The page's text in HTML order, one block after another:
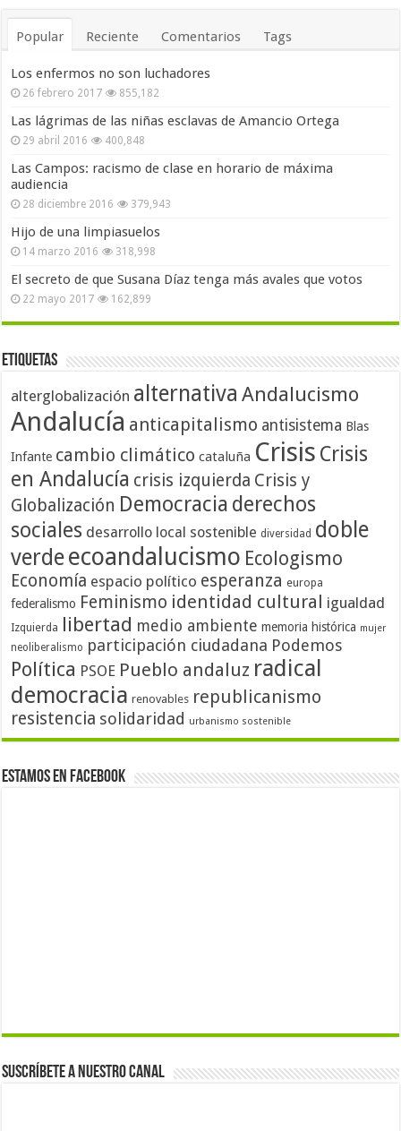
Popular Reciente Comentarios Tags
Los enfermos no son luchadores
26 febrero 2017 855,182
Las lágrimas de las niñas esclavas de Amancio Ortega
29 abril 2016 400,848
Las Campos: racismo de clase en horario de máxima
audiencia
28 diciembre 2016 379,943
Hijo de una limpiasuelos
14 marzo 2016 318,998
El secreto de que Susana Díaz tenga más avales que votos
22 mayo 2017 162,899
Etiquetas
alterglobalización alternativa Andalucismo
Andalucía anticapitalismo antisistema Blas
Infante cambio climático cataluña Crisis Crisis
en Andalucía crisis izquierda Crisis y
Globalización Democracia derechos
sociales desarrollo local sostenible diversidad doble
verdeecoandalucismo Ecologismo
Economía espacio político esperanza europa
federalismo Feminismo identidad cultural igualdad
Izquierda libertad medio ambiente memoria histórica mujer
neoliberalismo participación ciudadana Podemos
Política PSOE Pueblo andaluz radical
democracia renovables republicanismo
resistencia solidaridad urbanismo sostenible
Estamos en Facebook
Suscríbete a nuestro canal